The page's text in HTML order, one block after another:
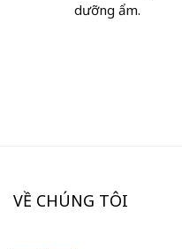
dưỡng ẩm.
VỀ CHÚNG TÔI